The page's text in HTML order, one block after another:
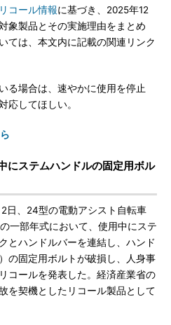
リコール情報に基づき、2025年12
象製品とその実施理由をまとめ
ては、本文内に記載の関連リンク
る場合は、速やかに使用を停止
応してほしい。
にステムハンドルの固定用ボル
日、24型の電動アシスト自転車
一部年式において、使用中にステ
とハンドルバーを連結し、ハンド
の固定用ボルトが破損し、人身事
コールを発表した。経済産業省の
を契機としたリコール製品として